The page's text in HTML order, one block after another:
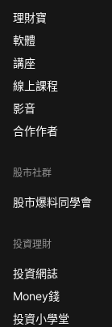
理財寶
軟體
講座
線上課程
影音
合作作者
股市社群
股市爆料同學會
投資理財
投資網誌
Money錢
投資小學堂